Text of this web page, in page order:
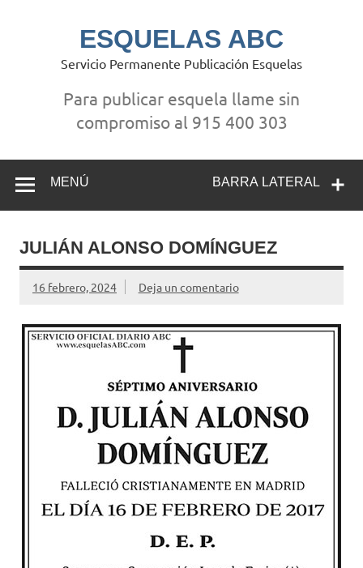
ESQUELAS ABC
Servicio Permanente Publicación Esquelas
Para publicar esquela llame sin
compromiso al 915 400 303
BARRA LATERAL
MENÚ
JULIÁN ALONSO DOMÍNGUEZ
16 febrero, 2024 Deja un comentario